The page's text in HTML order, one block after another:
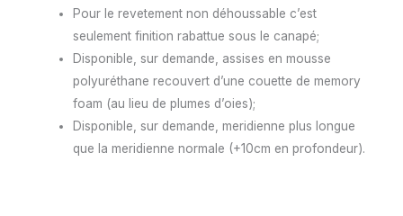
Pour le revetement non déhoussable c’est
seulement finition rabattue sous le canapé;
Disponible, sur demande, assises en mousse
polyuréthane recouvert d’une couette de memory
foam (au lieu de plumes d’oies);
Disponible, sur demande, meridienne plus longue
que la meridienne normale (+10cm en profondeur).